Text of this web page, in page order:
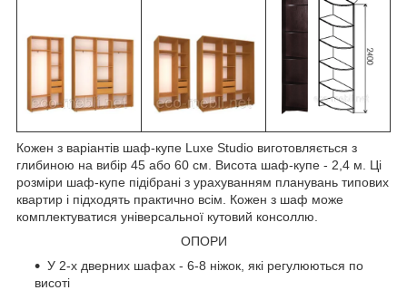
Кожен з варіантів шаф-купе Luxe Studio виготовляється з
глибиною на вибір 45 або 60 см. Висота шаф-купе - 2,4 м. Ці
розміри шаф-купе підібрані з урахуванням планувань типових
квартир і підходять практично всім. Кожен з шаф може
комплектуватися універсальної кутовий консоллю.
ОПОРИ
У 2-х дверних шафах - 6-8 ніжок, які регулюються по
висоті